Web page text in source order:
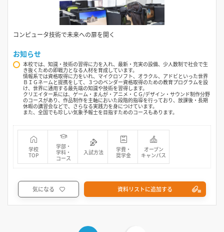
コンピュータ技術で未来への扉を開く
お知らせ
本校では、知識・技術の習得に力を入れ、最新・充実の設備、少人数制で社会で生
き抜くための即戦力となる人材を育成しています。
情報系では資格取得に力をいれ、マイクロソフト、オラクル、アドビといった世界
ＢＩＧネームと提携をして、３つのベンダー資格取得のための教育プログラムを設
け、世界に通用する最先端の知識や技術を習得します。
クリエイター系には、ゲーム・まんが・アニメ・ＣＧ/デザイン・サウンド制作分野
のコースがあり、作品制作を主軸においた段階的指導を行っており、放課後・長期
休暇の講習会などで、さらなる実践力を身につけています。
また、全国でも珍しい気象予報士を目指すためのコースもあります。
学校
TOP
学部・
学科・
コース
入試方法
学費・
奨学金
オープン
キャンパス
気になる 資料リストに追加する